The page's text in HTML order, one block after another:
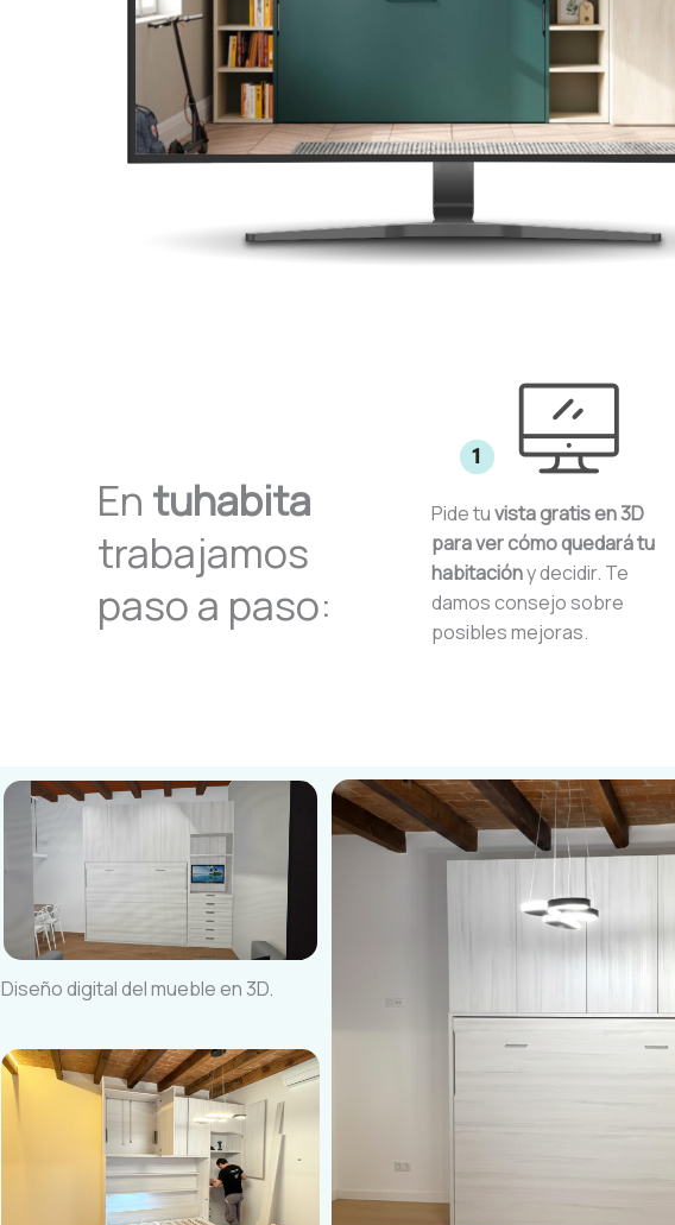
durante más de 5 horas, sin quejarse
nunca, con seriedad y
precisión.Mención especial a Juan, el
jefe de obra, siempre amable y
respetuoso con su equipo, esto se
refleja en el ambiente y la calidad del
esta empresa mil veces. ¡ Son cracks
buena calidad y al mismo
muy asequibles.Por fín, la
didáctica de Juan fue un
y cada paso del proyecto
claridad y
a cualquiera que busque un
profesional competente y
En tuhabita
trabajamos
paso a paso:
Pide tuvista gratis en 3D
para ver cómo quedará tu
habitacióny decidir. Te
damos consejo sobre
posibles mejoras.
Diseño digital del mueble en 3D.